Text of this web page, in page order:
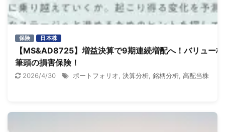
保険 日本株
【MS&AD8725】増益決算で9期連続増配へ！バリュー株
筆頭の損害保険！
2026/4/30 ポートフォリオ 決算分析 銘柄分析 高配当株